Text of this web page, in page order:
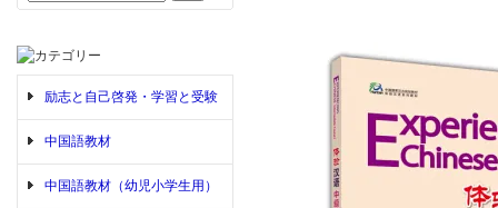
励志と自己啓発・学習と受験
中国語教材
中国語教材（幼児小学生用）